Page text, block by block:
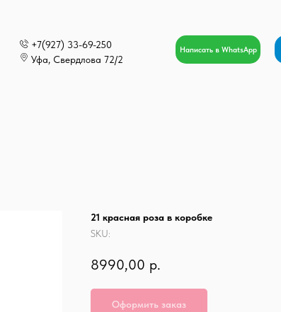
Написать в WhatsApp
+7(927) 33-69-250
Уфа, Свердлова 72/2
21 красная роза в коробке
SKU:
8990,00 р.
Оформить заказ